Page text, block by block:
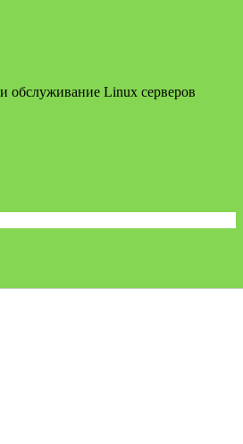
обслуживание Linux серверов